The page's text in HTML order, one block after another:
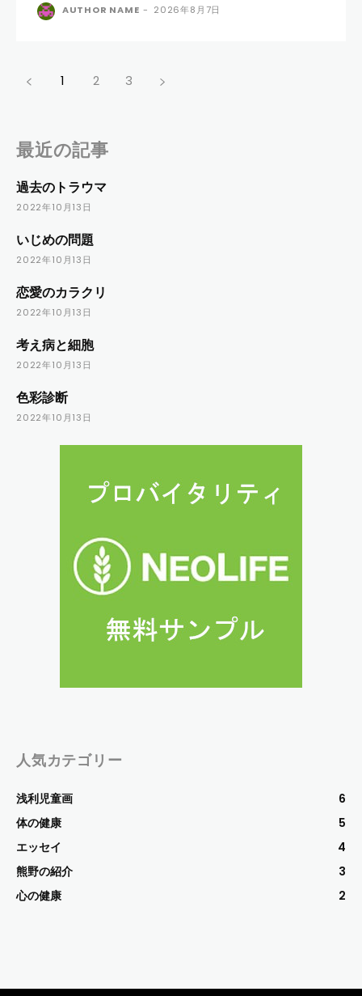
AUTHOR NAME - 2026年8月7日
1 2 3
最近の記事
過去のトラウマ
2022年10月13日
いじめの問題
2022年10月13日
恋愛のカラクリ
2022年10月13日
考え病と細胞
2022年10月13日
色彩診断
2022年10月13日
人気カテゴリー
浅利児童画
6
体の健康
5
エッセイ
4
熊野の紹介
3
心の健康
2